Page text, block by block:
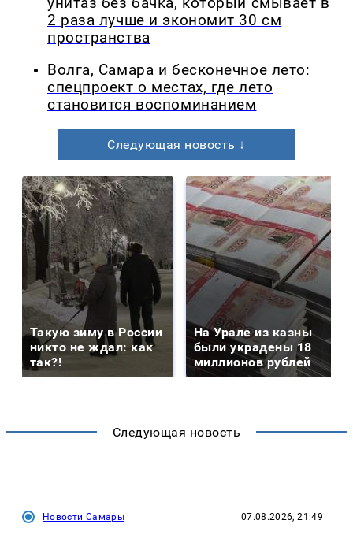
2 раза лучше и экономит 30 см
пространства
Волга, Самара и бесконечное лето:
спецпроект о местах, где лето
становится воспоминанием
Следующая новость ↓
Такую зиму в России
никто не ждал: как
так?!
На Урале из казны
были украдены 18
миллионов рублей
Следующая новость
Новости Самары 07.08.2026, 21:49